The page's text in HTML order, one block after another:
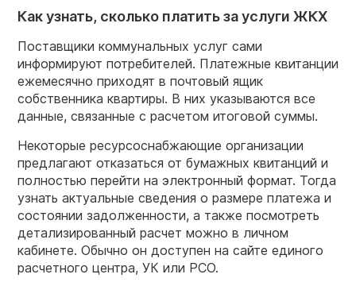
Как узнать, сколько платить за услуги ЖКХ
Поставщики коммунальных услуг сами
информируют потребителей. Платежные квитанции
ежемесячно приходят в почтовый ящик
собственника квартиры. В них указываются все
данные, связанные с расчетом итоговой суммы.
Некоторые ресурсоснабжающие организации
предлагают отказаться от бумажных квитанций и
полностью перейти на электронный формат. Тогда
узнать актуальные сведения о размере платежа и
состоянии задолженности, а также посмотреть
детализированный расчет можно в личном
кабинете. Обычно он доступен на сайте единого
расчетного центра, УК или РСО.